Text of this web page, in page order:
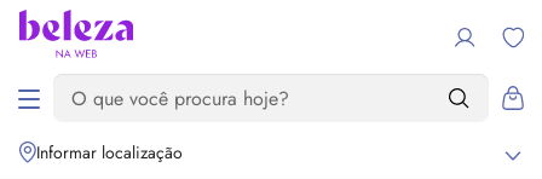
Informar localização